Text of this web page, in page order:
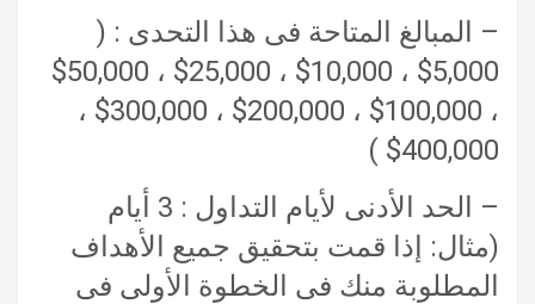
– المبالغ المتاحة فى هذا التحدى : (
5,000$ ، 10,000$ ، 25,000$ ، 50,000$
، 100,000$ ، 200,000$ ، 300,000$ ،
400,000$ )
– الحد الأدنى لأيام التداول : 3 أيام
(مثال: إذا قمت بتحقيق جميع الأهداف
المطلوبة منك فى الخطوة الأولى فى